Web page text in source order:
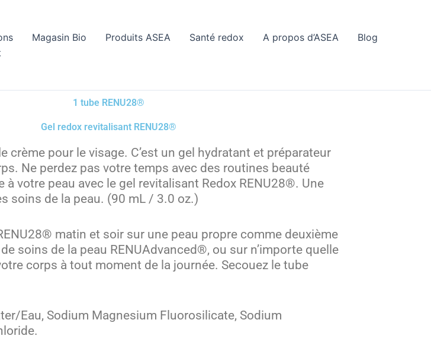
Magasin Bio Produits ASEA Santé redox A propos d’ASEA
Blog
1 tube RENU28®
Gel redox revitalisant RENU28®
crème pour le visage. C’est un gel hydratant et préparateur
Ne perdez pas votre temps avec des routines beauté
à votre peau avec le gel revitalisant Redox RENU28®. Une
soins de la peau. (90 mL / 3.0 oz.)
matin et soir sur une peau propre comme deuxième
soins de la peau RENUAdvanced®, ou sur n’importe quelle
corps à tout moment de la journée. Secouez le tube
Eau, Sodium Magnesium Fluorosilicate, Sodium